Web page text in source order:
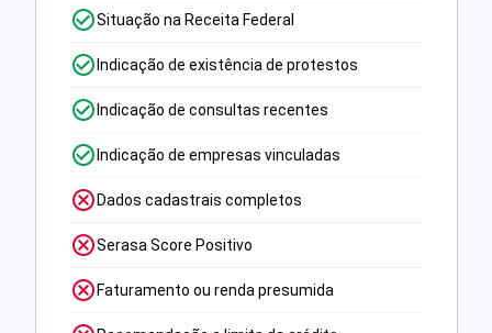
Situação na Receita Federal
Indicação de existência de protestos
Indicação de consultas recentes
Indicação de empresas vinculadas
Dados cadastrais completos
Serasa Score Positivo
Faturamento ou renda presumida